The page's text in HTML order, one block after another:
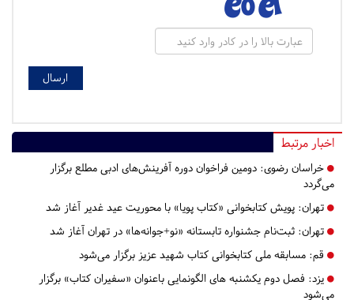
اخبار مرتبط
خراسان رضوی: دومین فراخوان دوره آفرینش‌های ادبی مطلع برگزار
می‌گردد
تهران: پویش کتابخوانی «کتاب پویا» با محوریت عید غدیر آغاز شد
تهران: ثبت‌نام جشنواره تابستانه «نو+جوانه‌ها» در تهران آغاز شد
قم: مسابقه ملی کتابخوانی کتاب شهید عزیز برگزار می‌شود
یزد: فصل دوم یکشنبه های الگونمایی باعنوان «سفیران کتاب» برگزار
می‌شود